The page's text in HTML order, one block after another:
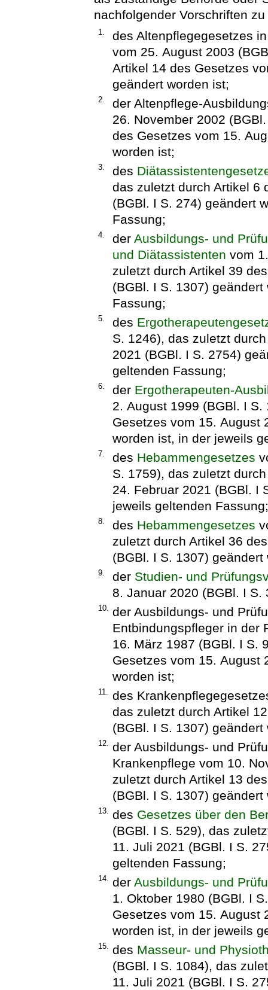
nachfolgender Vorschriften
1.
des Altenpflegegesetzes
vom 25. August 2003
Artikel 14 des Gesetzes
geändert worden ist;
2.
der Altenpflege-
26. November 2002
des Gesetzes vom 15.
worden ist;
3. des
das zuletzt durch Artikel 6
(BGBl. I S. 274) geändert
Fassung;
4. der Ausbildungs- und
und Diätassistenten vom
zuletzt durch Artikel 39
(BGBl. I S. 1307)
Fassung;
5. des
S. 1246), das zuletzt
2021 (BGBl. I S. 2754)
geltenden Fassung;
6. der Ergotherapeuten-
2. August 1999 (BGBl. I
Gesetzes vom 15. August
worden ist, in der jeweils
7. des Hebammengesetzes
S. 1759), das zuletzt
24. Februar 2021 (BGBl. I
jeweils geltenden Fassung;
8. des Hebammengesetzes
zuletzt durch Artikel 36
(BGBl. I S. 1307) geändert
9. der Studien- und
8. Januar 2020 (BGBl. I
10. der Ausbildungs- und
Entbindungspfleger in der
16. März 1987 (BGBl. I S.
Gesetzes vom 15. August
worden ist;
11. des
das zuletzt durch Artikel
(BGBl. I S. 1307) geändert
12. der Ausbildungs- und
Krankenpflege vom 10.
zuletzt durch Artikel 13
(BGBl. I S. 1307) geändert
13. des Gesetzes über den
(BGBl. I S. 529), das
11. Juli 2021 (BGBl. I S.
geltenden Fassung;
14. der Ausbildungs- und
1. Oktober 1980 (BGBl. I
Gesetzes vom 15. August
worden ist, in der jeweils
15. des Masseur- und
(BGBl. I S. 1084), das
11. Juli 2021 (BGBl. I S.